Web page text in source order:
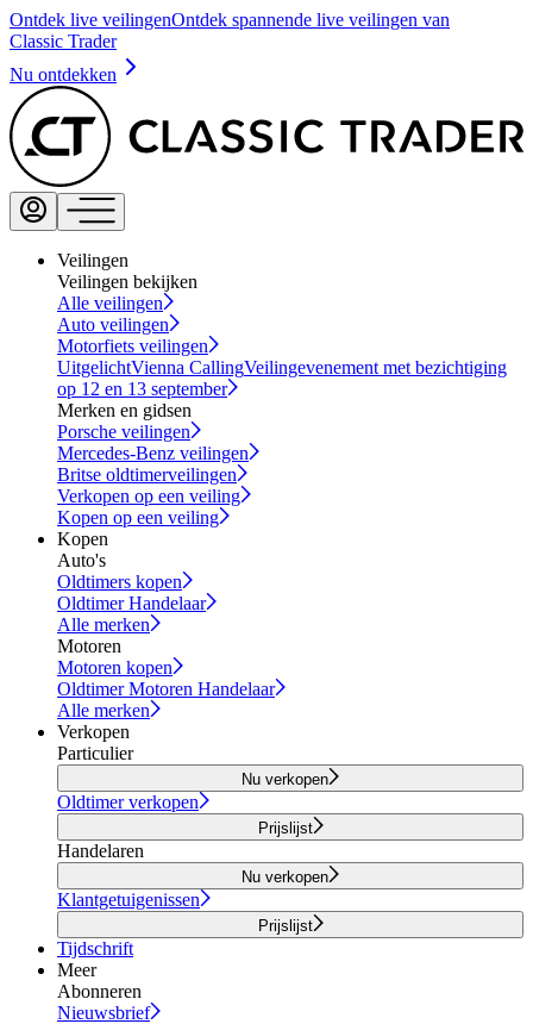
Ontdek live veilingenOntdek spannende live veilingen van
Classic Trader
Nu ontdekken
Veilingen
Veilingen bekijken
Alle veilingen
Auto veilingen
Motorfiets veilingen
UitgelichtVienna CallingVeilingevenement met bezichtiging
op 12 en 13 september
Merken en gidsen
Porsche veilingen
Mercedes-Benz veilingen
Britse oldtimerveilingen
Verkopen op een veiling
Kopen op een veiling
Kopen
Auto's
Oldtimers kopen
Oldtimer Handelaar
Alle merken
Motoren
Motoren kopen
Oldtimer Motoren Handelaar
Alle merken
Verkopen
Particulier
Nu verkopen
Oldtimer verkopen
Prijslijst
Handelaren
Nu verkopen
Klantgetuigenissen
Prijslijst
Tijdschrift
Meer
Abonneren
Nieuwsbrief